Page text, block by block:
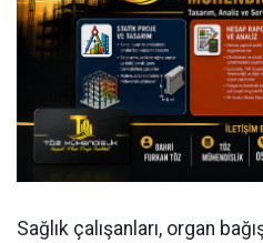
Sağlık çalışanları, organ